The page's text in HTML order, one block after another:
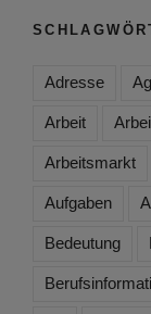
Adresse
Arbeit
Arbeitsmarkt
Aufgaben
Bedeutung